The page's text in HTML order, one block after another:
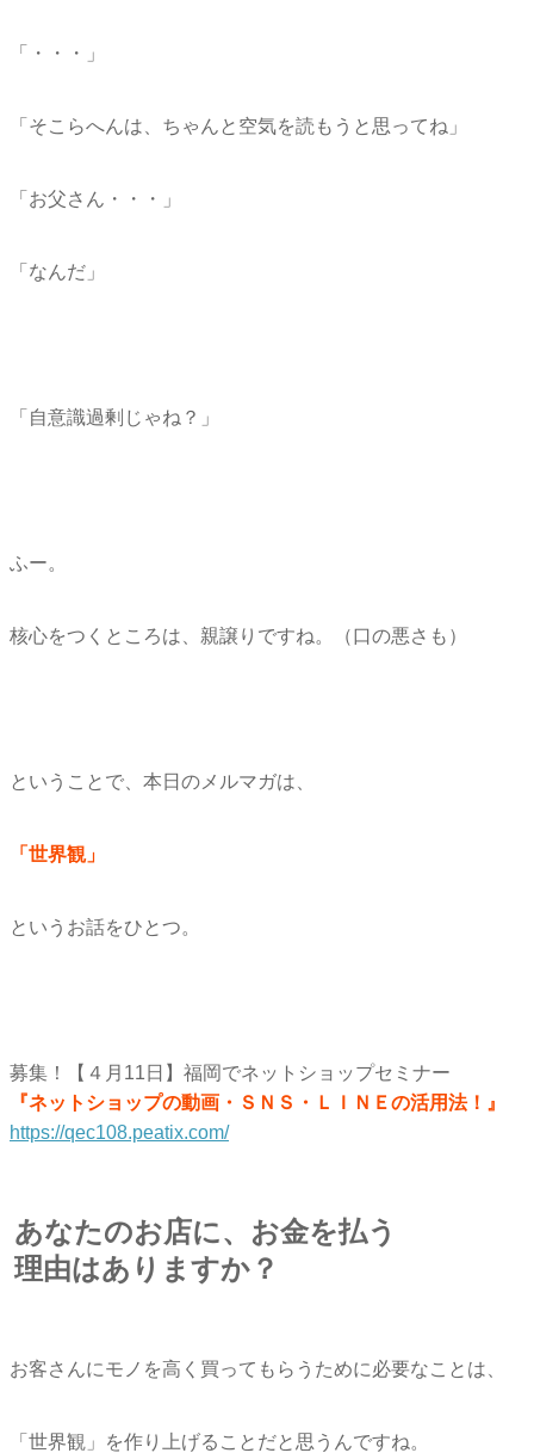
「・・・」
「そこらへんは、ちゃんと空気を読もうと思ってね」
「お父さん・・・」
「なんだ」
「自意識過剰じゃね？」
ふー。
核心をつくところは、親譲りですね。（口の悪さも）
ということで、本日のメルマガは、
「世界観」
というお話をひとつ。
募集！【４月11日】福岡でネットショップセミナー
『ネットショップの動画・ＳＮＳ・ＬＩＮＥの活用法！』
https://qec108.peatix.com/
あなたのお店に、お金を払う
理由はありますか？
お客さんにモノを高く買ってもらうために必要なことは、
「世界観」を作り上げることだと思うんですね。